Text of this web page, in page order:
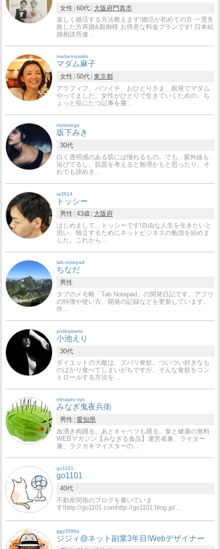
女性 60代 大阪府門真市
楽しく婚活する方法教えます!婚活が初めての方 一度失
敗した方再婚&親御様 お得意な料金プランです! 日本結
婚相談所連…
madam-asako
マダム麻子
女性 50代 東京都
アラフィフ、バツイチ、おひとりさま、銀座でマダム
やってました。女性がひとりで生きていくための、ち
ょっと役にたつ記事を書…
mottotega
坂下みき
30代
白く透明感のある肌には憧れるもの。でも...紫外線も
浴びてるし、肌質を考えると無理かもと思ったり。そ
れでも諦めき…
ta3614
トッシー
男性 43歳
大阪府
はじめまして、トッシーです!自由な人生を生きたいと
思い、独立するためにネットビジネスの勉強を始めま
した。これから…
tab-notepad
ちなだ
男性
タブのメモ帳「Tab Notepad」の開発日記です。アプリ
の特徴や使い方、開発の記録などを更新しています。
作…
yudeyaseru
小池えり
30代
ダイエットの大敵は、ズバリ食欲。ついつい好きなも
のばかり食べてしまいがちですが、そんな食欲をコン
トロールする方法を…
minagiru-syo
みなぎ鬼夜兵衛
男性 愛知県
血湧き肉踊る。あとキャベツも踊る。食と健康の無料
WEBマガジン【みなぎる食品】運営者兼、ライター
兼、ラクガキマイスターの…
go1101
go1101
40代
不動産関係のブログを書いていま
す!http://go1101.comhttp://go1101.blog.jp/…
ggy358bs
ジジィ@ネット副業3年目!Webデザイナー